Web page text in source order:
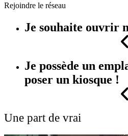
Rejoindre le réseau
Je souhaite ouvrir
Je possède un
poser un kiosque !
Une part de vrai